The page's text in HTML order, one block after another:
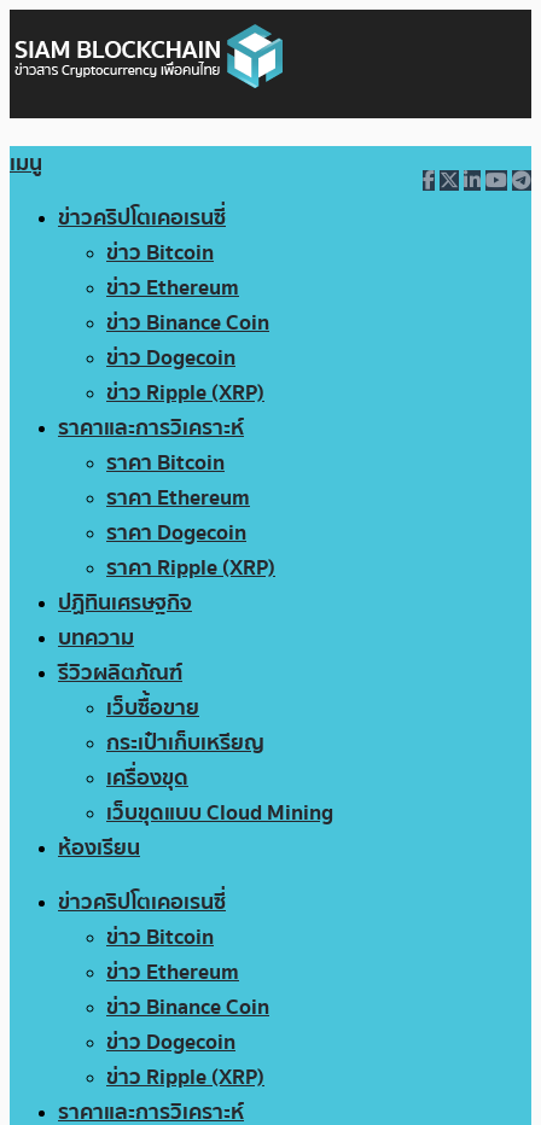
เมนู
ข่าวคริปโตเคอเรนซี่
ข่าว Bitcoin
ข่าว Ethereum
ข่าว Binance Coin
ข่าว Dogecoin
ข่าว Ripple (XRP)
ราคาและการวิเคราะห์
ราคา Bitcoin
ราคา Ethereum
ราคา Dogecoin
ราคา Ripple (XRP)
ปฏิทินเศรษฐกิจ
บทความ
รีวิวผลิตภัณฑ์
เว็บซื้อขาย
กระเป๋าเก็บเหรียญ
เครื่องขุด
เว็บขุดแบบ Cloud Mining
ห้องเรียน
ข่าวคริปโตเคอเรนซี่
ข่าว Bitcoin
ข่าว Ethereum
ข่าว Binance Coin
ข่าว Dogecoin
ข่าว Ripple (XRP)
ราคาและการวิเคราะห์